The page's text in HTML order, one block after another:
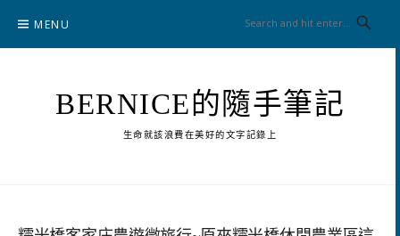
content
MENU
BERNICE的隨手筆記
生命就該浪費在美好的文字記錄上